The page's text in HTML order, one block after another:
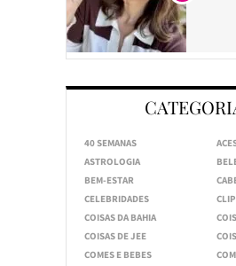
40 SEMANAS
ASTROLOGIA
BEM-ESTAR
CELEBRIDADES
COISAS DA BAHIA
COISAS DE JEE
COMES E BEBES